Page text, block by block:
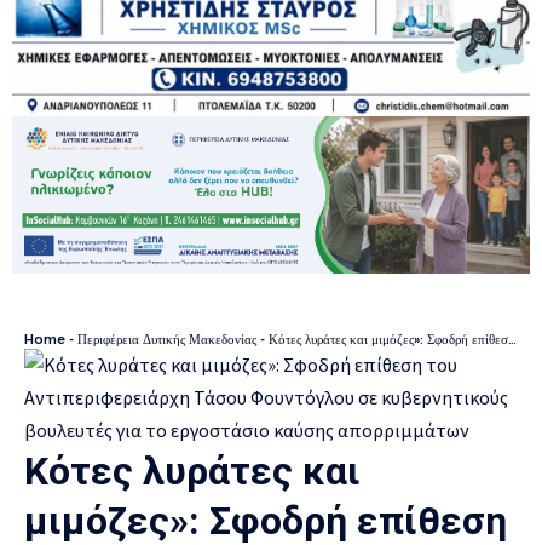
Home - Περιφέρεια Δυτικής Μακεδονίας - Κότες λυράτες και μιμόζες»: Σφοδρή επίθεση του Αντιπεριφερειάρχη Τάσου Φούντογλου σε κυβερνητικούς βουλευτές για το εργοστάσιο καύσης απορριμμάτων
Κότες λυράτες και
μιμόζες»: Σφοδρή επίθεση